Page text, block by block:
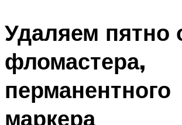
Удаляем пятно
фломастера,
перманентного
маркера